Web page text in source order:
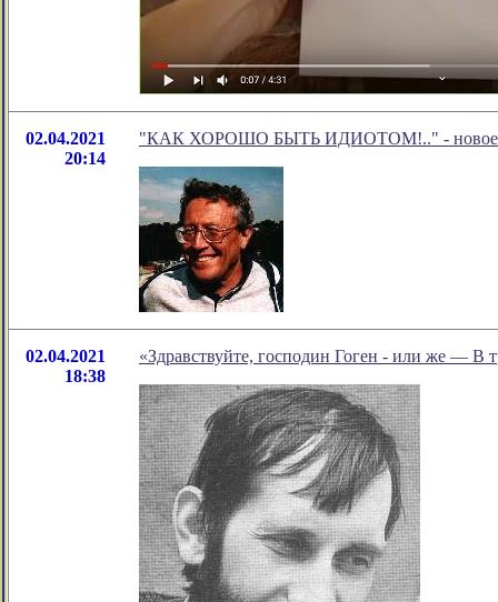
02.04.2021
20:14
"КАК ХОРОШО БЫТЬ ИДИОТОМ!.." - новое в
02.04.2021
18:38
«Здравствуйте, господин Гоген - или же — В